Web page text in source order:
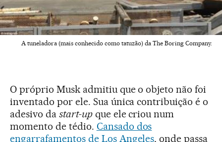
A tuneladora (mais conhecido como tatuzão) da The Boring Company.
O próprio Musk admitiu que o objeto não foi
inventado por ele. Sua única contribuição é o
adesivo da start-upque ele criou num
momento de tédio. Cansado dos
engarrafamentos de Los Angeles, onde passa